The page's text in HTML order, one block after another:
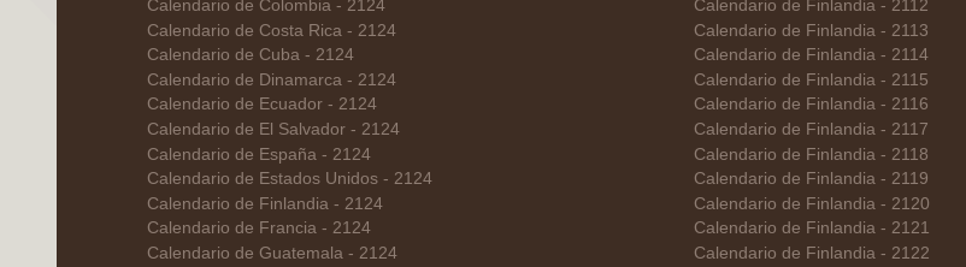
Calendario de Colombia - 2124
Calendario de Costa Rica - 2124
Calendario de Cuba - 2124
Calendario de Dinamarca - 2124
Calendario de Ecuador - 2124
Calendario de El Salvador - 2124
Calendario de España - 2124
Calendario de Estados Unidos - 2124
Calendario de Finlandia - 2124
Calendario de Francia - 2124
Calendario de Guatemala - 2124
Calendario de Finlandia - 2112
Calendario de Finlandia - 2113
Calendario de Finlandia - 2114
Calendario de Finlandia - 2115
Calendario de Finlandia - 2116
Calendario de Finlandia - 2117
Calendario de Finlandia - 2118
Calendario de Finlandia - 2119
Calendario de Finlandia - 2120
Calendario de Finlandia - 2121
Calendario de Finlandia - 2122